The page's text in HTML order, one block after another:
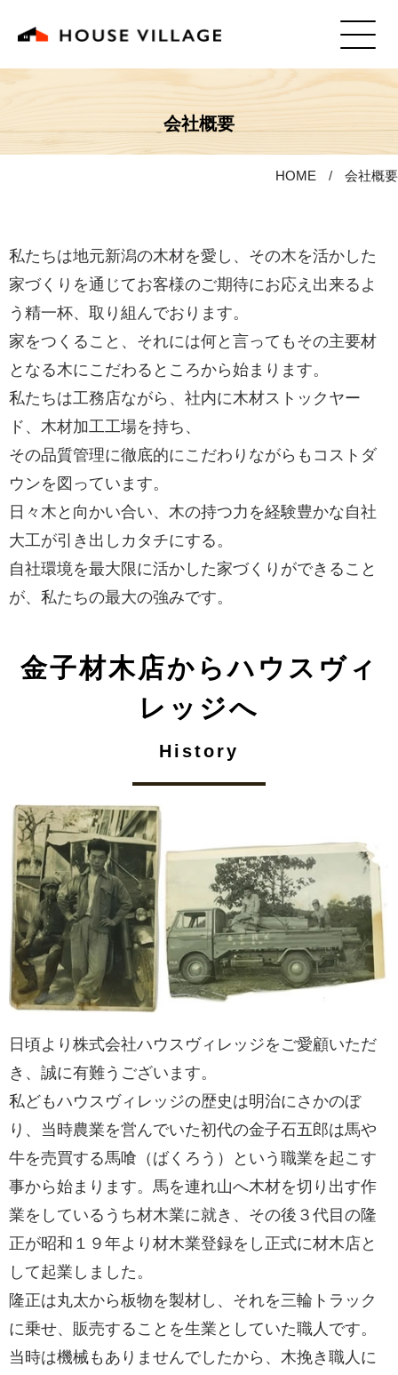
会社概要
HOME 会社概要
私たちは地元新潟の木材を愛し、その木を活かした
家づくりを通じてお客様のご期待にお応え出来るよ
う精一杯、取り組んでおります。
家をつくること、それには何と言ってもその主要材
となる木にこだわるところから始まります。
私たちは工務店ながら、社内に木材ストックヤー
ド、木材加工工場を持ち、
その品質管理に徹底的にこだわりながらもコストダ
ウンを図っています。
日々木と向かい合い、木の持つ力を経験豊かな自社
大工が引き出しカタチにする。
自社環境を最大限に活かした家づくりができること
が、私たちの最大の強みです。
金子材木店からハウスヴィ
レッジへ
History
日頃より株式会社ハウスヴィレッジをご愛顧いただ
き、誠に有難うございます。
私どもハウスヴィレッジの歴史は明治にさかのぼ
り、当時農業を営んでいた初代の金子石五郎は馬や
牛を売買する馬喰（ばくろう）という職業を起こす
事から始まります。馬を連れ山へ木材を切り出す作
業をしているうち材木業に就き、その後３代目の隆
正が昭和１９年より材木業登録をし正式に材木店と
して起業しました。
隆正は丸太から板物を製材し、それを三輪トラック
に乗せ、販売することを生業としていた職人です。
当時は機械もありませんでしたから、木挽き職人に